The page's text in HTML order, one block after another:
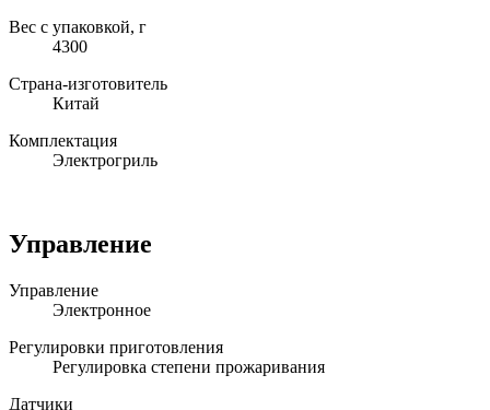
Вес с упаковкой, г
4300
Страна-изготовитель
Китай
Комплектация
Электрогриль
Управление
Управление
Электронное
Регулировки приготовления
Регулировка степени прожаривания
Датчики